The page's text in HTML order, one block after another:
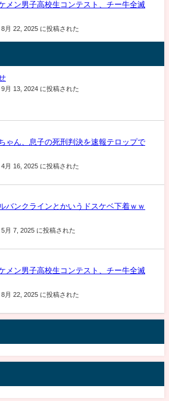
メン男子高校生コンテスト、チー牛全滅
8月 22, 2025 に投稿された
9月 13, 2024 に投稿された
ゃん、息子の死刑判決を速報テロップで
4月 16, 2025 に投稿された
バンクラインとかいうドスケベ下着ｗｗ
5月 7, 2025 に投稿された
メン男子高校生コンテスト、チー牛全滅
8月 22, 2025 に投稿された